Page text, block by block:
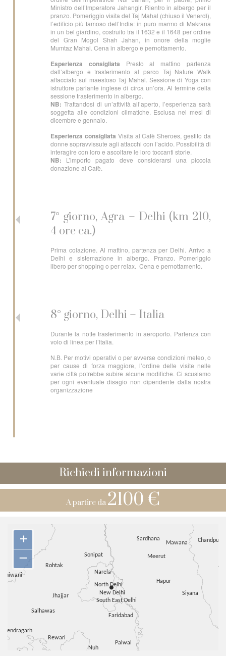
Ministro dell’Imperatore Jahangir. Rientro in albergo per il
pranzo. Pomeriggio visita del Taj Mahal (chiuso il Venerdì),
l’edificio più famoso dell’India: in puro marmo di Makrana
in un bel giardino, costruito tra il 1632 e il 1648 per ordine
del Gran Mogol Shah Jahan, in onore della moglie
Mumtaz Mahal. Cena in albergo e pernottamento.
Esperienza consigliata
Presto al mattino partenza
dall’albergo e trasferimento al parco Taj Nature Walk
affacciato sul maestoso Taj Mahal. Sessione di Yoga con
istruttore parlante inglese di circa un’ora. Al termine della
sessione trasferimento in albergo.
NB: Trattandosi di un’attività all’aperto, l’esperienza sarà
soggetta alle condizioni climatiche. Esclusa nei mesi di
dicembre e gennaio.
Esperienza consigliata Visita al Cafè Sheroes, gestito da
donne sopravvissute agli attacchi con l’acido. Possibilità di
interagire con loro e ascoltare le loro toccanti storie.
NB: L’importo pagato deve considerarsi una piccola
donazione al Cafè.
7° giorno, Agra – Delhi (km 210,
4 ore ca.)
Prima colazione. Al mattino, partenza per Delhi. Arrivo a
Delhi e sistemazione in albergo. Pranzo. Pomeriggio
libero per shopping o per relax. Cena e pernottamento.
8° giorno, Delhi – Italia
Durante la notte trasferimento in aeroporto. Partenza con
volo di linea per l’Italia.
N.B. Per motivi operativi o per avverse condizioni meteo, o
per cause di forza maggiore, l’ordine delle visite nelle
varie città potrebbe subire alcune modifiche. Ci scusiamo
per ogni eventuale disagio non dipendente dalla nostra
organizzazione
Richiedi informazioni
A partire da 2100 €
+
–